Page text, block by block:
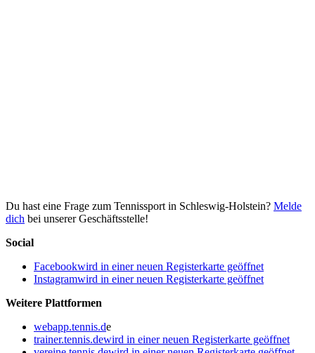
Du hast eine Frage zum Tennissport in Schleswig-Holstein? Melde
dich bei unserer Geschäftsstelle!
Social
Facebookwird in einer neuen Registerkarte geöffnet
Instagramwird in einer neuen Registerkarte geöffnet
Weitere Plattformen
webapp.tennis.de
trainer.tennis.dewird in einer neuen Registerkarte geöffnet